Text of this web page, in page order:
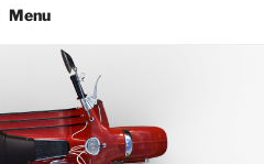
Menu